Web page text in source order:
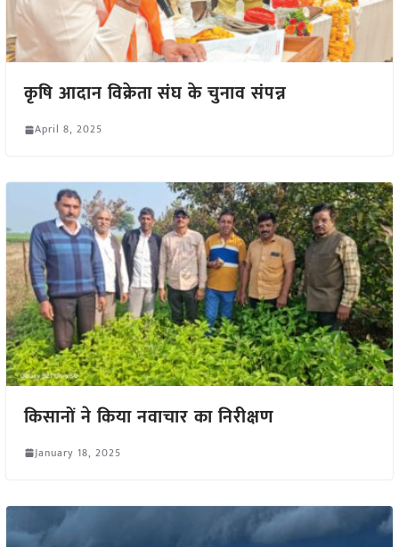
कृषि आदान विक्रेता संघ के चुनाव संपन्न
April 8, 2025
किसानों ने किया नवाचार का निरीक्षण
January 18, 2025